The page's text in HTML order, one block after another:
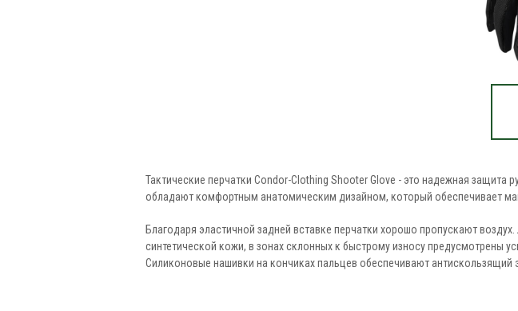
Тактические перчатки Condor-Clothing Shooter Glove - это надежная защита
обладают комфортным анатомическим дизайном, который обеспечивает
Благодаря эластичной задней вставке перчатки хорошо пропускают
синтетической кожи, в зонах склонных к быстрому износу предусмотрены
Силиконовые нашивки на кончиках пальцев обеспечивают антискользящий